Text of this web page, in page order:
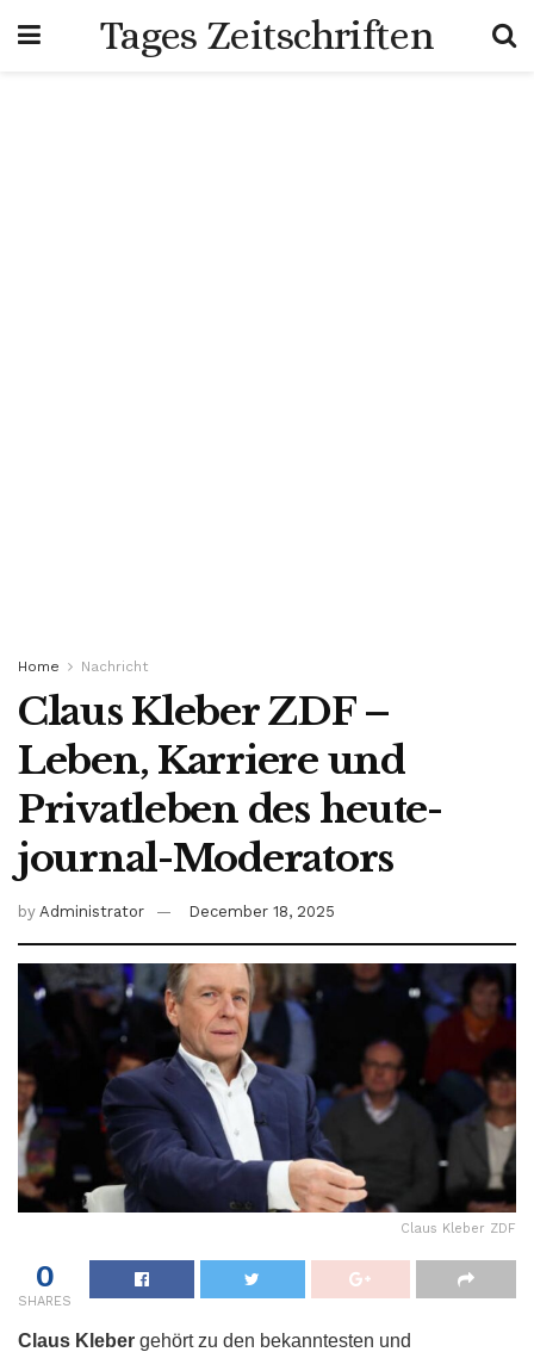
Tages Zeitschriften
Home Nachricht
Claus Kleber ZDF –
Leben, Karriere und
Privatleben des heute-
journal-Moderators
by Administrator December 18, 2025
Claus Kleber ZDF
0
SHARES
Claus Kleber gehört zu den bekanntesten und